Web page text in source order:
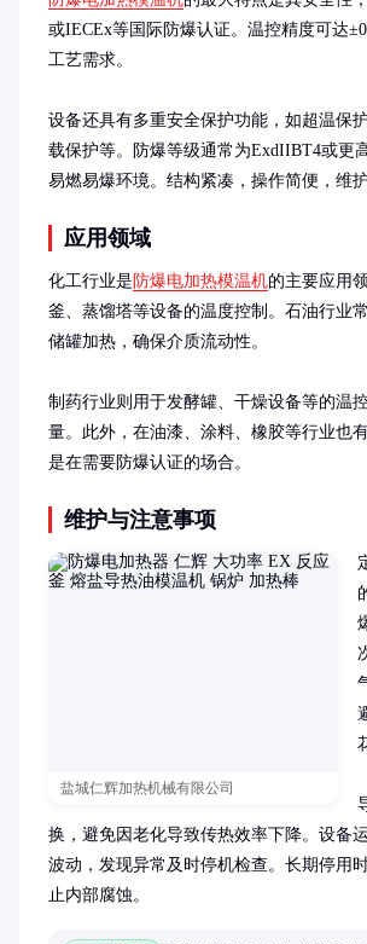
或IECEx等国际防爆认证。温控精度可达
工艺需求。
设备还具有多重安全保护功能，如超温保
载保护等。防爆等级通常为ExdIIBT4或更
易燃易爆环境。结构紧凑，操作简便，维护
应用领域
化工行业是 防爆电加热模温机的主要应用
釜、蒸馏塔等设备的温度控制。石油行业
储罐加热，确保介质流动性。
制药行业则用于发酵罐、干燥设备等的温
量。此外，在油漆、涂料、橡胶等行业也
是在需要防爆认证的场合。
维护与注意事项
盐城仁辉加热机械有限公司
换，避免因老化导致传热效率下降。设备
波动，发现异常及时停机检查。长期停用
止内部腐蚀。